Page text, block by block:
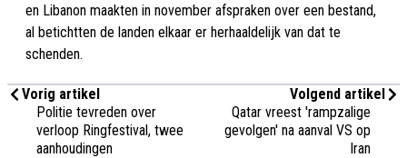
en Libanon maakten in november afspraken over een bestand,
al betichtten de landen elkaar er herhaaldelijk van dat te
schenden.
Vorig artikel
Politie tevreden over
verloop Ringfestival, twee
aanhoudingen
Volgend artikel
Qatar vreest 'rampzalige
gevolgen' na aanval VS op
Iran